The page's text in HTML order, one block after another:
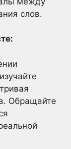
слов.
Обращайте